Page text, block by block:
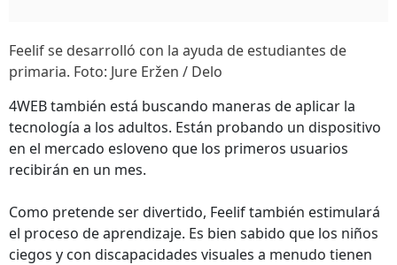
Feelif se desarrolló con la ayuda de estudiantes de
primaria. Foto: Jure Eržen / Delo
4WEB también está buscando maneras de aplicar la
tecnología a los adultos. Están probando un dispositivo
en el mercado esloveno que los primeros usuarios
recibirán en un mes.
Como pretende ser divertido, Feelif también estimulará
el proceso de aprendizaje. Es bien sabido que los niños
ciegos y con discapacidades visuales a menudo tienen